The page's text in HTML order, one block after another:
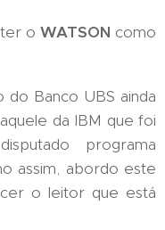
o WATSON como
Banco UBS ainda
da IBM que foi
programa
assim, abordo este
o leitor que está